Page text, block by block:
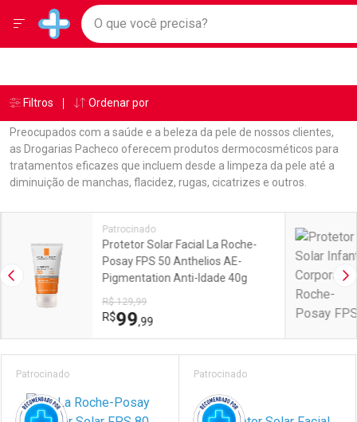
Drogarias Pacheco
Baixe nosso APP e aproveite Ofertas Exclusivas!
Ir direto para a home
pela página
Ir direto para o conteúdo
Ir direto para a busca
Ir direto para a ajuda
Ir direto para a notificações
Ir direto para o carrinho
Ir direto para o menu
Faça a sua busca
O que você precisa?
Menu
Breadcrumb
Drogarias Pacheco Dermocosméticos
Preocupados com a saúde e a beleza da pele de nossos clientes,
as Drogarias Pacheco oferecem produtos dermocosméticos para
tratamentos eficazes que incluem desde a limpeza da pele até a
diminuição de manchas, flacidez, rugas, cicatrizes e outros.
Linkagens Internas em Destaque
Promoções em Destaque
Imagem Anterior
Patrocinado
Protetor Solar Facial La Roche-
Posay FPS 50 Anthelios AE-
Pigmentation Anti-Idade 40g
R$ 129,99
R$99,99
Prateleira
Patrocinado Patrocinado
Âncoras
Filtros Ordenar por